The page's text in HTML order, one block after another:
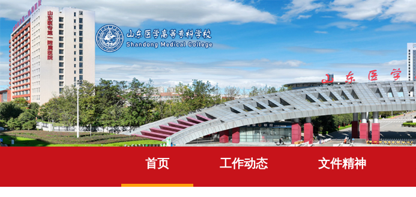
首页 工作动态 文件精神